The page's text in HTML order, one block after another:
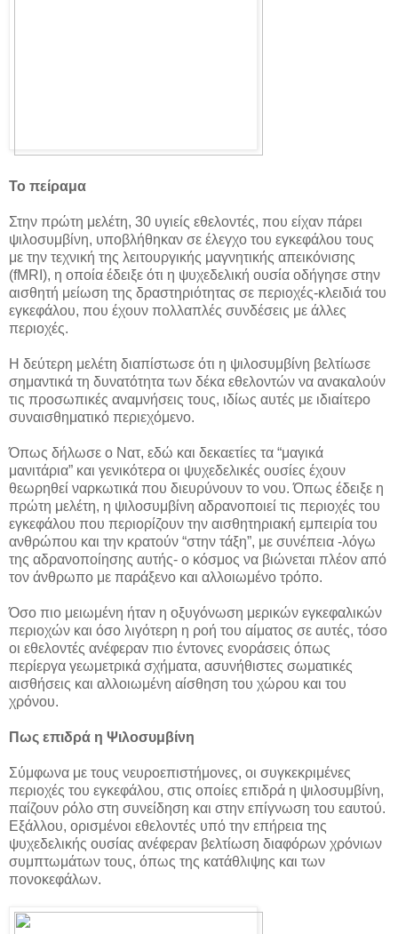
Το πείραμα
Στην πρώτη μελέτη, 30 υγιείς εθελοντές, που είχαν πάρει
ψιλοσυμβίνη, υποβλήθηκαν σε έλεγχο του εγκεφάλου τους
με την τεχνική της λειτουργικής μαγνητικής απεικόνισης
(fMRI), η οποία έδειξε ότι η ψυχεδελική ουσία οδήγησε στην
αισθητή μείωση της δραστηριότητας σε περιοχές-κλειδιά του
εγκεφάλου, που έχουν πολλαπλές συνδέσεις με άλλες
περιοχές.
Η δεύτερη μελέτη διαπίστωσε ότι η ψιλοσυμβίνη βελτίωσε
σημαντικά τη δυνατότητα των δέκα εθελοντών να ανακαλούν
τις προσωπικές αναμνήσεις τους, ιδίως αυτές με ιδιαίτερο
συναισθηματικό περιεχόμενο.
Όπως δήλωσε ο Νατ, εδώ και δεκαετίες τα “μαγικά
μανιτάρια” και γενικότερα οι ψυχεδελικές ουσίες έχουν
θεωρηθεί ναρκωτικά που διευρύνουν το νου. Όπως έδειξε η
πρώτη μελέτη, η ψιλοσυμβίνη αδρανοποιεί τις περιοχές του
εγκεφάλου που περιορίζουν την αισθητηριακή εμπειρία του
ανθρώπου και την κρατούν “στην τάξη”, με συνέπεια -λόγω
της αδρανοποίησης αυτής- ο κόσμος να βιώνεται πλέον από
τον άνθρωπο με παράξενο και αλλοιωμένο τρόπο.
Όσο πιο μειωμένη ήταν η οξυγόνωση μερικών εγκεφαλικών
περιοχών και όσο λιγότερη η ροή του αίματος σε αυτές, τόσο
οι εθελοντές ανέφεραν πιο έντονες ενοράσεις όπως
περίεργα γεωμετρικά σχήματα, ασυνήθιστες σωματικές
αισθήσεις και αλλοιωμένη αίσθηση του χώρου και του
χρόνου.
Πως επιδρά η Ψιλοσυμβίνη
Σύμφωνα με τους νευροεπιστήμονες, οι συγκεκριμένες
περιοχές του εγκεφάλου, στις οποίες επιδρά η ψιλοσυμβίνη,
παίζουν ρόλο στη συνείδηση και στην επίγνωση του εαυτού.
Εξάλλου, ορισμένοι εθελοντές υπό την επήρεια της
ψυχεδελικής ουσίας ανέφεραν βελτίωση διαφόρων χρόνιων
συμπτωμάτων τους, όπως της κατάθλιψης και των
πονοκεφάλων.